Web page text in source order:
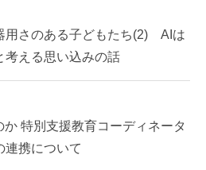
用さのある子どもたち(2) AIは
考える思い込みの話
特別支援教育コーディネータ
連携について